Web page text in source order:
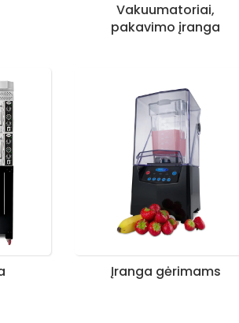
Vakuumatoriai,
pakavimo įranga
Įranga gėrimams